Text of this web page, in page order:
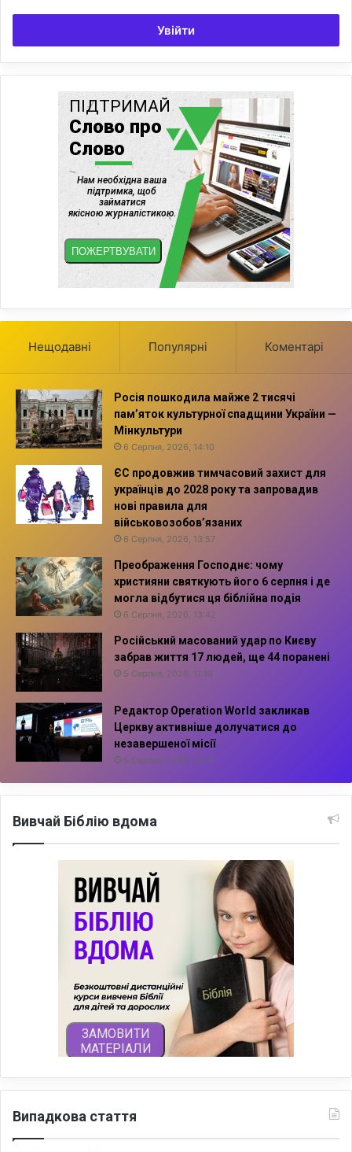
Увійти
Нещодавні Популярні Коментарі
Росія пошкодила майже 2 тисячі
пам’яток культурної спадщини України —
Мінкультури
6 Серпня, 2026, 14:10
ЄС продовжив тимчасовий захист для
українців до 2028 року та запровадив
нові правила для
військовозобов’язаних
6 Серпня, 2026, 13:57
Преображення Господнє: чому
християни святкують його 6 серпня і де
могла відбутися ця біблійна подія
6 Серпня, 2026, 13:42
Російський масований удар по Києву
забрав життя 17 людей, ще 44 поранені
5 Серпня, 2026, 11:16
Редактор Operation World закликав
Церкву активніше долучатися до
незавершеної місії
5 Серпня, 2026, 10:14
Вивчай Біблію вдома
Випадкова стаття